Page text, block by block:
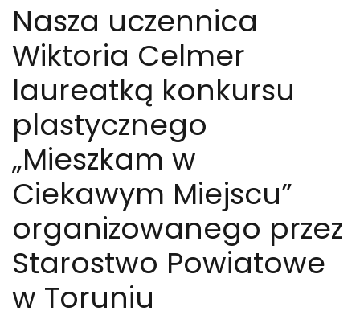
Nasza uczennica
Wiktoria Celmer
laureatką konkursu
plastycznego
„Mieszkam w
Ciekawym Miejscu”
organizowanego przez
Starostwo Powiatowe
w Toruniu